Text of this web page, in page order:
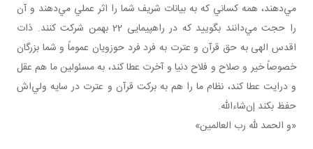
مي‌دهند، همه کساني که به بيانات شريف شما را اثر عملي مي‌دهند و آن
را حجت مي‌دانند بگوييد که در راهپيمايی 22 بهمن شرکت کنند. ذات
اقدس الهی به حق قرآن و عترت به فرد فرد حوزويان عموماً و شما بزرگان
خصوصاً خير و صلاح و فلاح دنيا و آخرت عطا کند، به مسئولين ما هم عقل
و درايت عطا کند، نظام ما را هم به برکت قرآن و عترت در سايه ولي‌اش
حفظ بکند إن‌شاءالله.
«و الحمد لله رب العالمين»